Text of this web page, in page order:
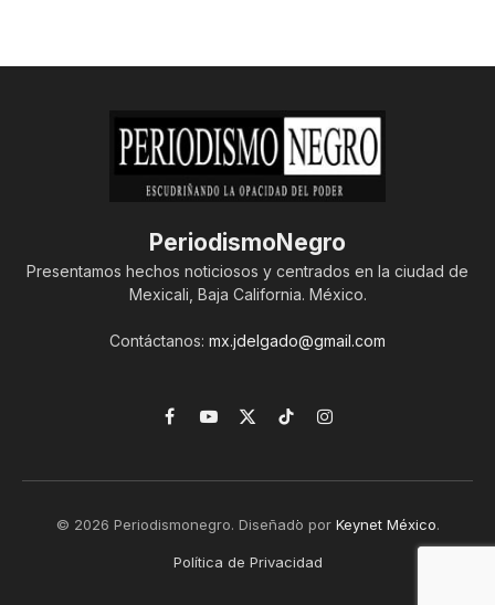
PeriodismoNegro
Presentamos hechos noticiosos y centrados en la ciudad de
Mexicali, Baja California. México.
Contáctanos: mx.jdelgado@gmail.com
Facebook
YouTube
X
TikTokInstagram
© 2026 Periodismonegro. Diseñado por Keynet México.
Política de Privacidad